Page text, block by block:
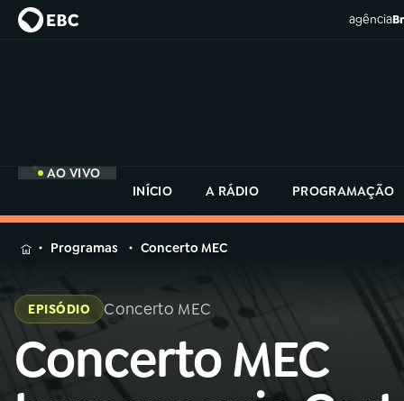
agência
AO VIVO
INÍCIO
A RÁDIO PROGRAMAÇÃO
MENU
Buscar
na
Rádio
AO VIVO
na
Rádio
Programas Concerto MEC
EPISÓDIO Concerto MEC
Concerto MEC